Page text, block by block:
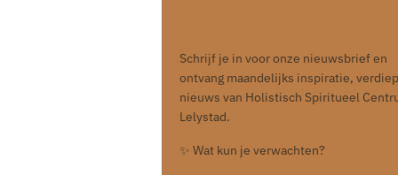
Schrijf je in voor onze nieuwsbrief en
ontvang maandelijks inspiratie,
nieuws van Holistisch Spiritueel
Lelystad.
✨ Wat kun je verwachten?